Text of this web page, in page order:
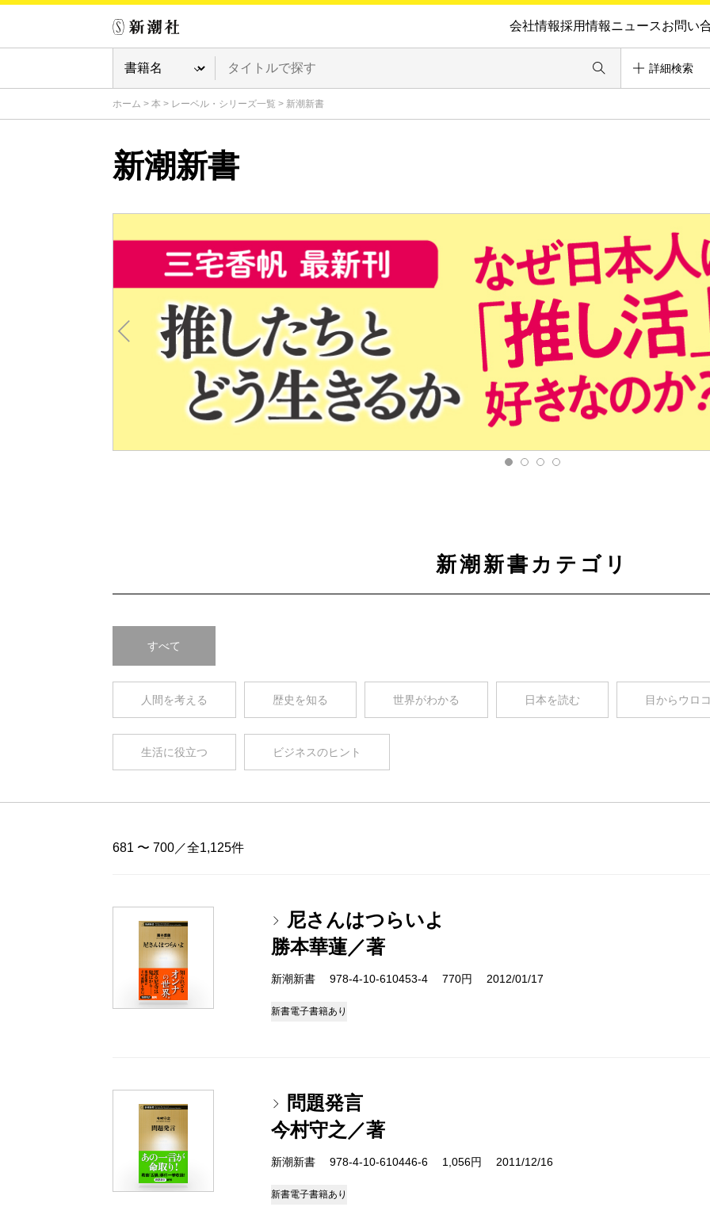
会社情報採用情報ニュースお問い
詳細検索
ホーム > 本 > レーベル・シリーズ一覧 > 新潮新書
新潮新書
新潮新書カテゴリ
すべて
人間を考える 歴史を知る 世界がわかる 日本を読む 目からウロコ
生活に役立つ ビジネスのヒント
681 〜 700／全1,125件
尼さんはつらいよ
勝本華蓮／著
新潮新書 978-4-10-610453-4 770円 2012/01/17
新書電子書籍あり
問題発言
今村守之／著
新潮新書 978-4-10-610446-6 1,056円 2011/12/16
新書電子書籍あり